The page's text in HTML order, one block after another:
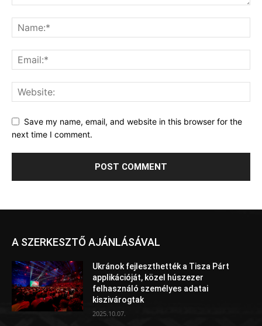
Save my name, email, and website in this browser for the
next time I comment.
A SZERKESZTŐ AJÁNLÁSÁVAL
Ukránok fejleszthették a Tisza Párt
applikációját, közel húszezer
felhasználó személyes adatai
kiszivárogtak
2025.10.07.